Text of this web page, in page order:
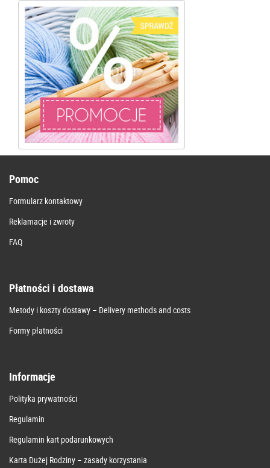
Pomoc
Formularz kontaktowy
Reklamacje i zwroty
FAQ
Płatności i dostawa
Metody i koszty dostawy – Delivery methods and costs
Formy płatności
Informacje
Polityka prywatności
Regulamin
Regulamin kart podarunkowych
Karta Dużej Rodziny – zasady korzystania